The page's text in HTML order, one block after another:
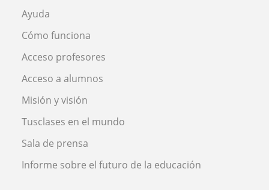
Ayuda
Cómo funciona
Acceso profesores
Acceso a alumnos
Misión y visión
Tusclases en el mundo
Sala de prensa
Informe sobre el futuro de la educación